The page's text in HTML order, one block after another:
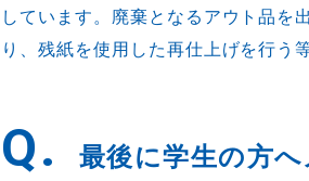
しています。廃棄となるアウト品を
り、残紙を使用した再仕上げを行う
Q. 最後に学生の方